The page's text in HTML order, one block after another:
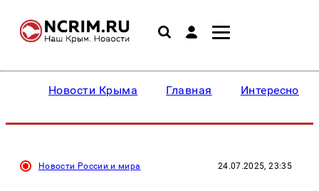
Новости Крыма Главная Интересное
Новости России и мира 24.07.2025, 23:35